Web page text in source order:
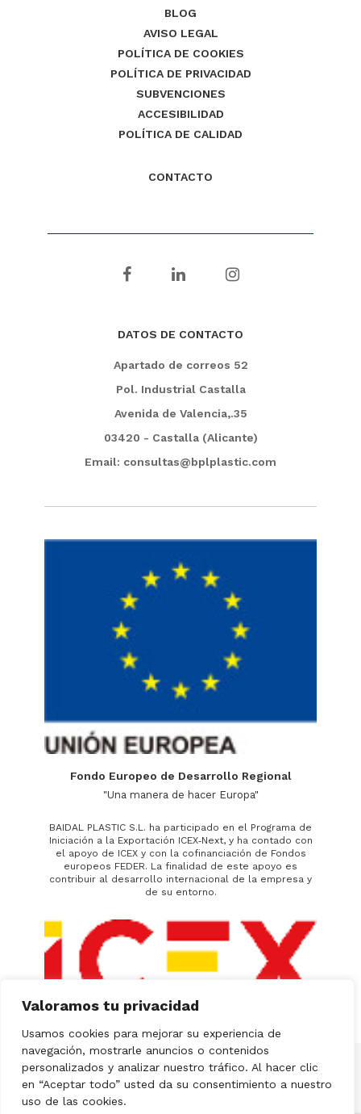
Valoramos tu privacidad
Usamos cookies para mejorar su experiencia de
navegación, mostrarle anuncios o contenidos
personalizados y analizar nuestro tráfico. Al hacer clic
en “Aceptar todo” usted da su consentimiento a nuestro
uso de las cookies.
BLOG
AVISO LEGAL
POLÍTICA DE COOKIES
POLÍTICA DE PRIVACIDAD
SUBVENCIONES
ACCESIBILIDAD
POLÍTICA DE CALIDAD
CONTACTO
DATOS DE CONTACTO
Apartado de correos 52
Pol. Industrial Castalla
Avenida de Valencia,.35
03420 - Castalla (Alicante)
Email: consultas@bplplastic.com
Fondo Europeo de Desarrollo Regional
"Una manera de hacer Europa"
BAIDAL PLASTIC S.L. ha participado en el Programa de
Iniciación a la Exportación ICEX‐Next, y ha contado con
el apoyo de ICEX y con la cofinanciación de Fondos
europeos FEDER. La finalidad de este apoyo es
contribuir al desarrollo internacional de la empresa y
de su entorno.
BPLPLASTIC © 2018 Todos los derechos reservados
Aviso legal Política de privacidad